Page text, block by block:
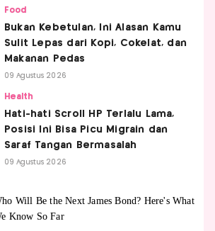
Food
Bukan Kebetulan, Ini Alasan Kamu
Sulit Lepas dari Kopi, Cokelat, dan
Makanan Pedas
09 Agustus 2026
Health
Hati-hati Scroll HP Terlalu Lama,
Posisi Ini Bisa Picu Migrain dan
Saraf Tangan Bermasalah
09 Agustus 2026